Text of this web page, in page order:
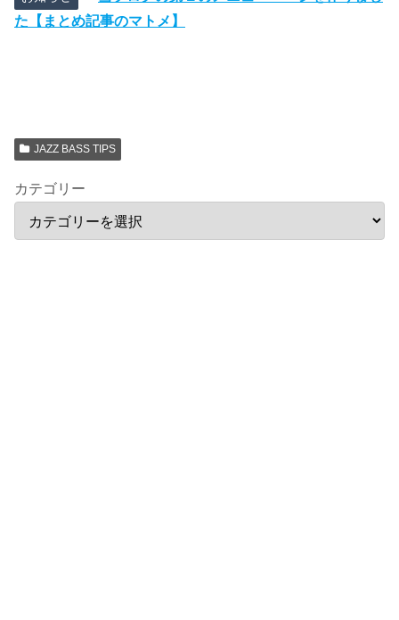
た【まとめ記事のマトメ】
JAZZ BASS TIPS
カテゴリー